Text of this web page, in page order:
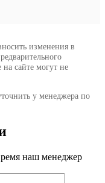
изменения в
сайте могут не
у менеджера по
наш менеджер